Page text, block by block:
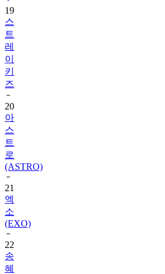
19
스
트
레
이
키
즈
20
아
스
트
로
(ASTRO)
21
엑
소
(EXO)
22
송
혜